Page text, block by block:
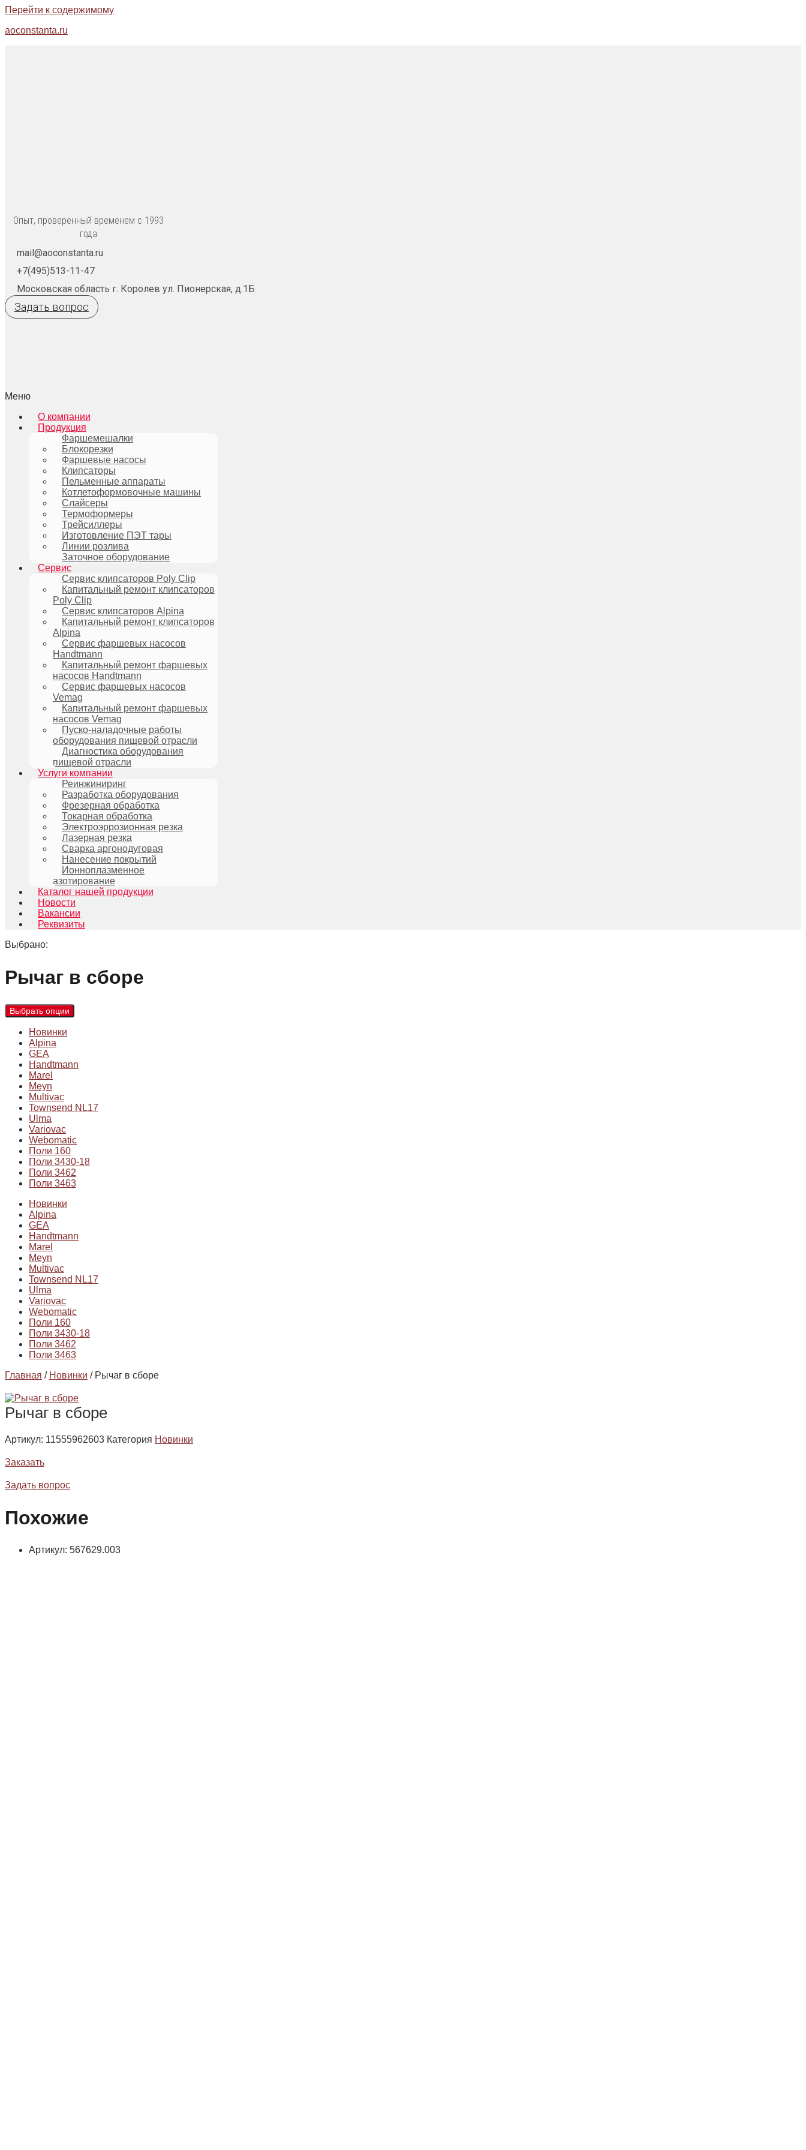
Перейти к содержимому
aoconstanta.ru
Опыт, проверенный временем с 1993
года
mail@aoconstanta.ru
+7(495)513-11-47
Московская область г. Королев ул. Пионерская, д.1Б
Задать вопрос
Меню
О компании
Продукция
Фаршемешалки
Блокорезки
Фаршевые насосы
Клипсаторы
Пельменные аппараты
Котлетоформовочные машины
Слайсеры
Термоформеры
Трейсиллеры
Изготовление ПЭТ тары
Линии розлива
Заточное оборудование
Сервис
Сервис клипсаторов Poly Clip
Капитальный ремонт клипсаторов
Poly Clip
Сервис клипсаторов Alpina
Капитальный ремонт клипсаторов
Alpina
Сервис фаршевых насосов
Handtmann
Капитальный ремонт фаршевых
насосов Handtmann
Сервис фаршевых насосов
Vemag
Капитальный ремонт фаршевых
насосов Vemag
Пуско-наладочные работы
оборудования пищевой отрасли
Диагностика оборудования
пищевой отрасли
Услуги компании
Реинжиниринг
Разработка оборудования
Фрезерная обработка
Токарная обработка
Электроэррозионная резка
Лазерная резка
Сварка аргонодуговая
Нанесение покрытий
Ионноплазменное
азотирование
Каталог нашей продукции
Новости
Вакансии
Реквизиты
Выбрано:
Рычаг в сборе
Выбрать опции
Новинки
Alpina
GEA
Handtmann
Marel
Meyn
Multivac
Townsend NL17
Ulma
Variovac
Webomatic
Поли 160
Поли 3430-18
Поли 3462
Поли 3463
Новинки
Alpina
GEA
Handtmann
Marel
Meyn
Multivac
Townsend NL17
Ulma
Variovac
Webomatic
Поли 160
Поли 3430-18
Поли 3462
Поли 3463
Главная / Новинки / Рычаг в сборе
Рычаг в сборе
Артикул: 11555962603 Категория Новинки
Заказать
Задать вопрос
Похожие
Артикул: 567629.003